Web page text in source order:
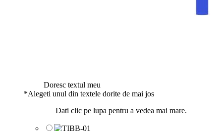
Doresc textul meu
*Alegeti unul din textele dorite de mai jos
Dati clic pe lupa pentru a vedea mai mare.